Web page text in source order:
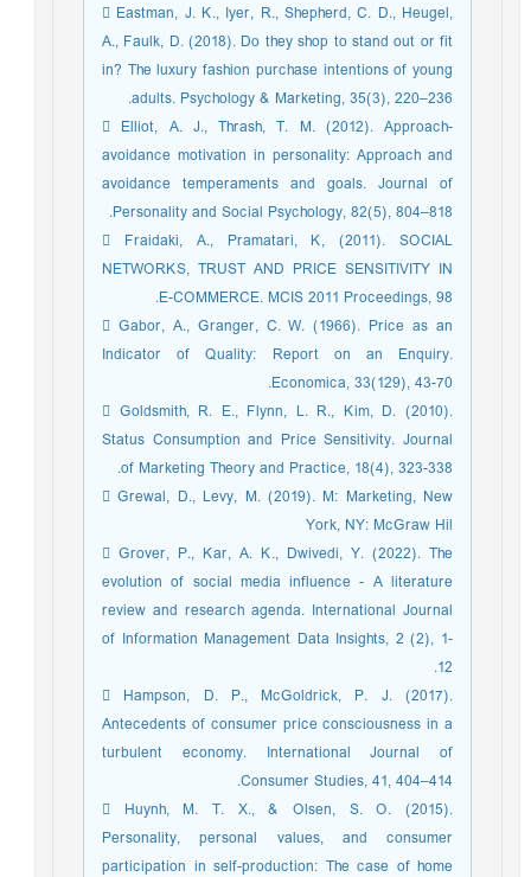
 Eastman, J. K., Iyer, R., Shepherd, C. D., Heugel,
A., Faulk, D. (2018). Do they shop to stand out or fit
in? The luxury fashion purchase intentions of young
adults. Psychology & Marketing, 35(3), 220–236.
 Elliot, A. J., Thrash, T. M. (2012). Approach-
avoidance motivation in personality: Approach and
avoidance temperaments and goals. Journal of
Personality and Social Psychology, 82(5), 804–818.
 Fraidaki, A., Pramatari, K, (2011). SOCIAL
NETWORKS, TRUST AND PRICE SENSITIVITY IN
E-COMMERCE. MCIS 2011 Proceedings, 98.
 Gabor, A., Granger, C. W. (1966). Price as an
Indicator of Quality: Report on an Enquiry.
Economica, 33(129), 43-70.
 Goldsmith, R. E., Flynn, L. R., Kim, D. (2010).
Status Consumption and Price Sensitivity. Journal
of Marketing Theory and Practice, 18(4), 323-338.
 Grewal, D., Levy, M. (2019). M: Marketing, New
York, NY: McGraw Hil
 Grover, P., Kar, A. K., Dwivedi, Y. (2022). The
evolution of social media influence - A literature
review and research agenda. International Journal
of Information Management Data Insights, 2 (2), 1-
12.
 Hampson, D. P., McGoldrick, P. J. (2017).
Antecedents of consumer price consciousness in a
turbulent economy. International Journal of
Consumer Studies, 41, 404–414.
 Huynh, M. T. X., & Olsen, S. O. (2015).
Personality, personal values, and consumer
participation in self-production: The case of home